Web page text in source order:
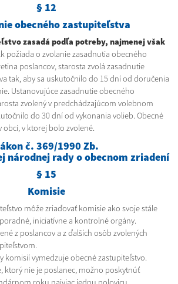
§ 12
obecného zastupiteľstva
zasadá podľa potreby, najmenej však
požiada o zvolanie zasadnutia obecného
poslancov, starosta zvolá zasadnutie
tak, aby sa uskutočnilo do 15 dní od doručenia
Ustanovujúce zasadnutie obecného
zvolený v predchádzajúcom volebnom
do 30 dní od vykonania volieb. Obecné
obci, v ktorej bolo zvolené.
č. 369/1990 Zb.
národnej rady o obecnom zriadení
§ 15
Komisie
môže zriaďovať komisie ako svoje stále
iniciatívne a kontrolné orgány.
z poslancov a z ďalších osôb zvolených
komisií vymedzuje obecné zastupiteľstvo.
ktorý nie je poslanec, možno poskytnúť